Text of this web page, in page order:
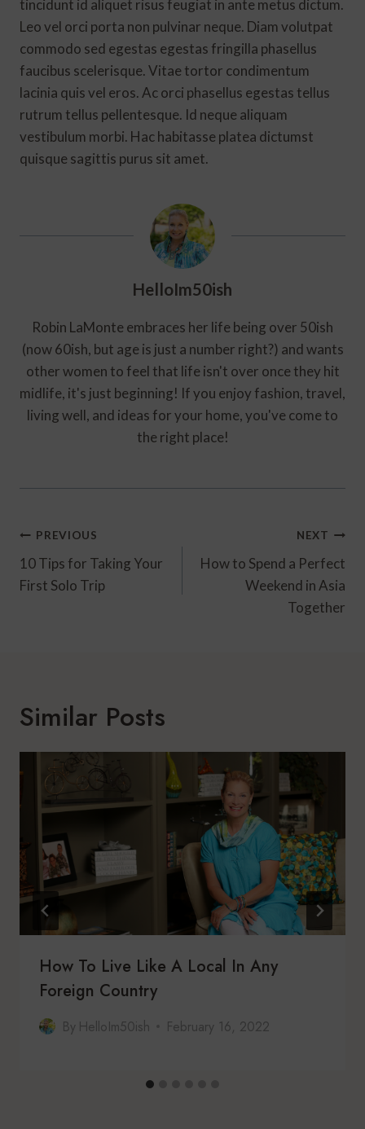
tincidunt id aliquet risus feugiat in ante metus dictum.
Leo vel orci porta non pulvinar neque. Diam volutpat
commodo sed egestas egestas fringilla phasellus
faucibus scelerisque. Vitae tortor condimentum
lacinia quis vel eros. Ac orci phasellus egestas tellus
rutrum tellus pellentesque. Id neque aliquam
vestibulum morbi. Hac habitasse platea dictumst
quisque sagittis purus sit amet.
HelloIm50ish
Robin LaMonte embraces her life being over 50ish
(now 60ish, but age is just a number right?) and wants
other women to feel that life isn't over once they hit
midlife, it's just beginning! If you enjoy fashion, travel,
living well, and ideas for your home, you've come to
the right place!
Post
Navigation
PREVIOUS
10 Tips for Taking Your
First Solo Trip
NEXT
How to Spend a Perfect
Weekend in Asia
Together
Similar Posts
How To Live Like A Local In Any
Foreign Country
By HelloIm50ish February 16, 2022